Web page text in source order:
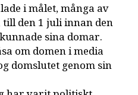
i målet, många av
den 1 juli innan den
sina domar.
om domen i media
domslutet genom sin